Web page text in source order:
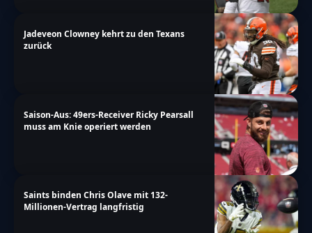
Vielen Dank f\u00fcr deine Teilnahme!","too-
many-chars-for-custom-field":"Text for
{custom_field_name} is too long"},"results":
votes":"Stimmen","single-
answer":"Antwort","multiple-
pick\/toedlichem-strassenrennen-eagles-
rookie-jalen-carter-erhaelt-erneut-klage"}
Jadeveon Clowney kehrt zu den Texans
zurück
Saison-Aus: 49ers-Receiver Ricky Pearsall
muss am Knie operiert werden
Saints binden Chris Olave mit 132-
Millionen-Vertrag langfristig